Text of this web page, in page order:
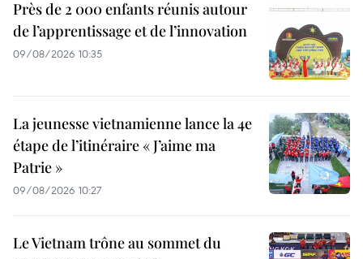
Près de 2 000 enfants réunis autour
de l’apprentissage et de l’innovation
09/08/2026 10:35
La jeunesse vietnamienne lance la 4e
étape de l’itinéraire « J’aime ma
Patrie »
09/08/2026 10:27
Le Vietnam trône au sommet du